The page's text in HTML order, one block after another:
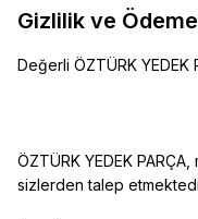
Gizlilik ve
Değerli ÖZTÜRK YEDEK
ÖZTÜRK YEDEK
sizlerden talep